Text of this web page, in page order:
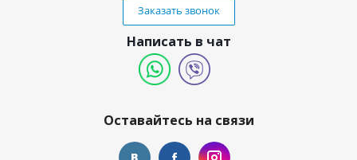
Заказать звонок
Написать в чат
Оставайтесь на связи